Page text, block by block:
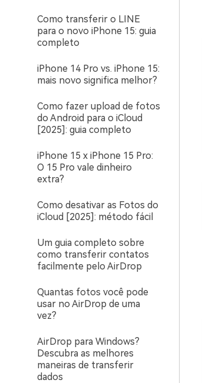
Como transferir o LINE
para o novo iPhone 15: guia
completo
iPhone 14 Pro vs. iPhone 15:
mais novo significa melhor?
Como fazer upload de fotos
do Android para o iCloud
[2025]: guia completo
iPhone 15 x iPhone 15 Pro:
O 15 Pro vale dinheiro
extra?
Como desativar as Fotos do
iCloud [2025]: método fácil
Um guia completo sobre
como transferir contatos
facilmente pelo AirDrop
Quantas fotos você pode
usar no AirDrop de uma
vez?
AirDrop para Windows?
Descubra as melhores
maneiras de transferir
dados